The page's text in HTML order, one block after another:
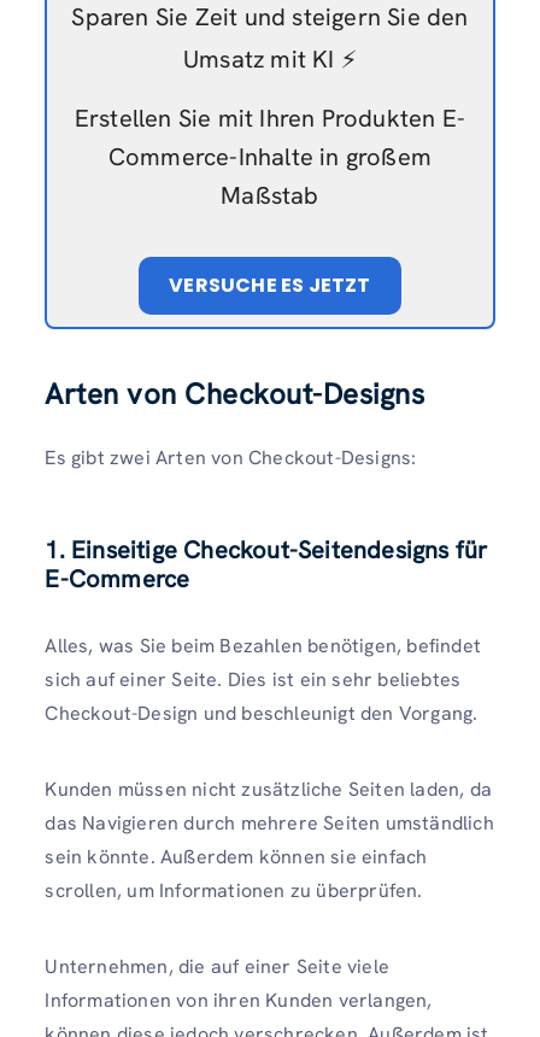
Sparen Sie Zeit und steigern Sie den
Umsatz mit KI ⚡️
Erstellen Sie mit Ihren Produkten E-
Commerce-Inhalte in großem
Maßstab
VERSUCHE ES JETZT
Arten von Checkout-Designs
Es gibt zwei Arten von Checkout-Designs:
1. Einseitige Checkout-Seitendesigns für
E-Commerce
Alles, was Sie beim Bezahlen benötigen, befindet
sich auf einer Seite. Dies ist ein sehr beliebtes
Checkout-Design und beschleunigt den Vorgang.
Kunden müssen nicht zusätzliche Seiten laden, da
das Navigieren durch mehrere Seiten umständlich
sein könnte. Außerdem können sie einfach
scrollen, um Informationen zu überprüfen.
Unternehmen, die auf einer Seite viele
Informationen von ihren Kunden verlangen,